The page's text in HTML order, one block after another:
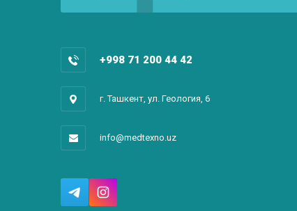
+998 71 200 44 42
г. Ташкент, ул. Геология, 6
info@medtexno.uz